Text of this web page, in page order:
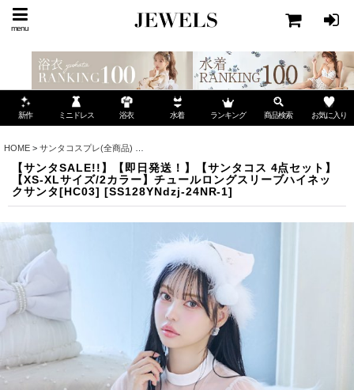
menu
新作 ミニドレス 浴衣 水着 ランキング 商品検索 お気に入り
HOME > サンタコスプレ(全商品)
【サンタSALE!!】【即日発送！】【サンタコス 4点セット】
【XS-XLサイズ/2カラー】チュールロングスリーブハイネッ
クサンタ[HC03] [SS128YNdzj-24NR-1]